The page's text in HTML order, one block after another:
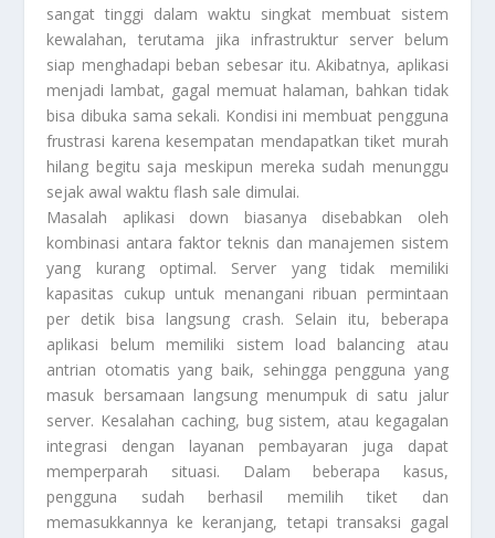
sangat tinggi dalam waktu singkat membuat sistem
kewalahan, terutama jika infrastruktur server belum
siap menghadapi beban sebesar itu. Akibatnya, aplikasi
menjadi lambat, gagal memuat halaman, bahkan tidak
bisa dibuka sama sekali. Kondisi ini membuat pengguna
frustrasi karena kesempatan mendapatkan tiket murah
hilang begitu saja meskipun mereka sudah menunggu
sejak awal waktu flash sale dimulai.
Masalah aplikasi down biasanya disebabkan oleh
kombinasi antara faktor teknis dan manajemen sistem
yang kurang optimal. Server yang tidak memiliki
kapasitas cukup untuk menangani ribuan permintaan
per detik bisa langsung crash. Selain itu, beberapa
aplikasi belum memiliki sistem load balancing atau
antrian otomatis yang baik, sehingga pengguna yang
masuk bersamaan langsung menumpuk di satu jalur
server. Kesalahan caching, bug sistem, atau kegagalan
integrasi dengan layanan pembayaran juga dapat
memperparah situasi. Dalam beberapa kasus,
pengguna sudah berhasil memilih tiket dan
memasukkannya ke keranjang, tetapi transaksi gagal